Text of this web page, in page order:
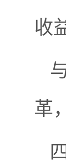
收
革